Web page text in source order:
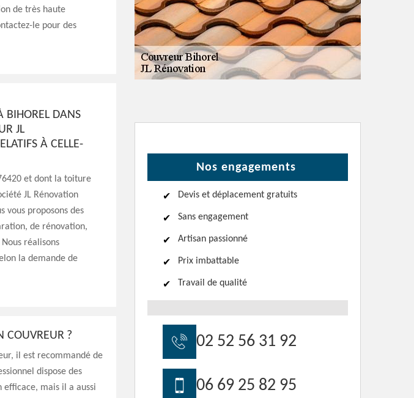
de très haute
le pour des
BIHOREL DANS
JL
À CELLE-
et dont la toiture
JL Rénovation
vous proposons des
de rénovation,
réalisons
la demande de
COUVREUR ?
il est recommandé de
dispose des
efficace, mais il a aussi
Nos engagements
Devis et déplacement gratuits
Sans engagement
Artisan passionné
Prix imbattable
Travail de qualité
02 52 56 31 92
06 69 25 82 95